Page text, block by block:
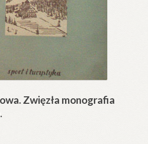
Zwięzła monografia